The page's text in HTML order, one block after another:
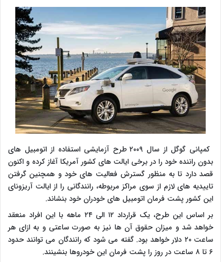
کمپانی گوگل از سال ۲۰۰۹ طرح آزمایشی استفاده از اتومبیل های
بدون راننده خود را در برخی ایالت های کشور آمریکا آغاز کرده و اکنون
قصد دارد تا به منظور گسترش فعالیت های خود و همچنین گرفتن
تاییدیه های لازم از سوی مراکز مربوطه، رانندگانی را از ایالت آریزونای
این کشور پشت فرمان اتومبیل های خودران خود بنشاند.
بر اساس این طرح، یک قرارداد ۱۲ الی ۲۴ ماهه با این افراد منعقد
خواهد شد و میزان حقوق آن ها نیز به صورت ساعتی و به ازای هر
ساعت ۲۰ دلار خواهد بود. گفته می شود که رانندگان می توانند حدود
۶ تا ۸ ساعت در روز را پشت فرمان این خودروها بنشینند.